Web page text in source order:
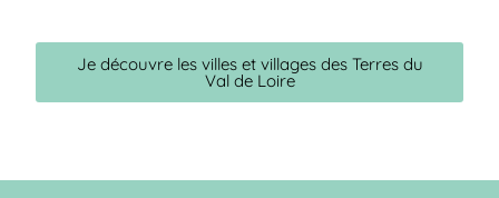
Je découvre les villes et villages des Terres du
Val de Loire